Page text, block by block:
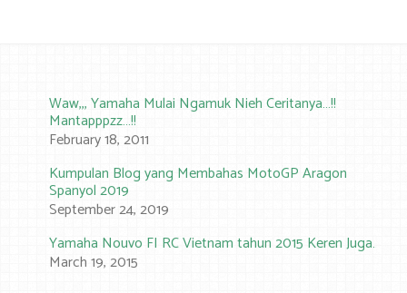
Waw,,, Yamaha Mulai Ngamuk Nieh Ceritanya…!!
Mantapppzz…!!
February 18, 2011
Kumpulan Blog yang Membahas MotoGP Aragon
Spanyol 2019
September 24, 2019
Yamaha Nouvo FI RC Vietnam tahun 2015 Keren Juga…!!
March 19, 2015